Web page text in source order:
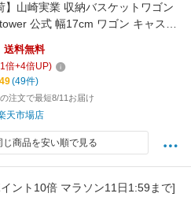
】山崎実業 収納バスケットワゴン
公式 幅17cm ワゴン キャスタ
収納 ラック 隙間収納 キッチン
グ ダイニング トイレ ホワイト ブ
10016
送料無料
1倍+4倍UP)
(49件)
注文で最短8/11お届け
天市場店
じ商品を安い順で見る
ント10倍 マラソン11日1:59まで]